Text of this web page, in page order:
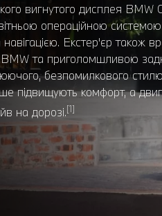
вигнутого дисплея BMW
операційною
Екстер'єр також
BMW та приголомшливою
безпомилкового
підвищують комфорт, а
на дорозі.[1]